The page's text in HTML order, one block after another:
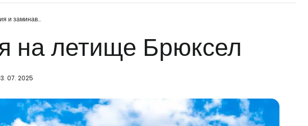
Пристигания и заминавания
на летище Брюксел
07. 2025